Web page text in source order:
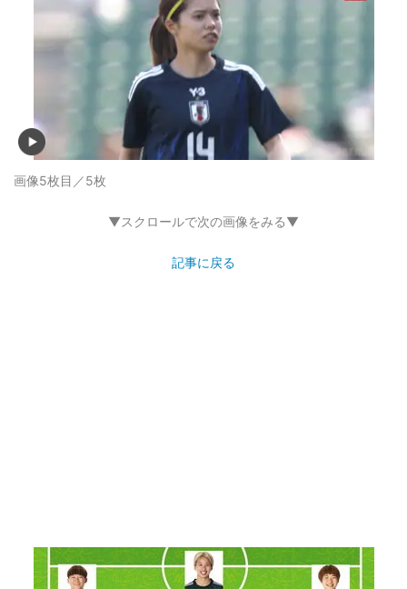
画像5枚目／5枚
▼スクロールで次の画像をみる▼
記事に戻る